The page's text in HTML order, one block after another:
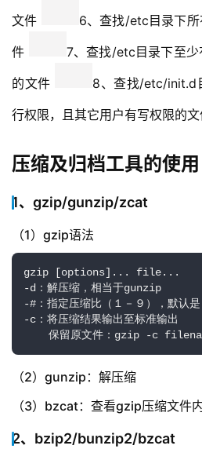
文件
6、查找/etc目录下
件
7、查找/etc目录下至
的文件
8、查找/etc/init.d
行权限，且其它用户有写权限的
压缩及归档工具的使用
1、gzip/gunzip/zcat
（1）gzip语法
gzip [options]... file...
-d：解压缩，相当于gunzip
-#：指定压缩比（１－９），默认
-c：将压缩结果输出至标准输出
保留原文件：gzip -c
（2）gunzip：解压缩
（3）bzcat：查看gzip压缩文件
2、bzip2/bunzip2/bzcat